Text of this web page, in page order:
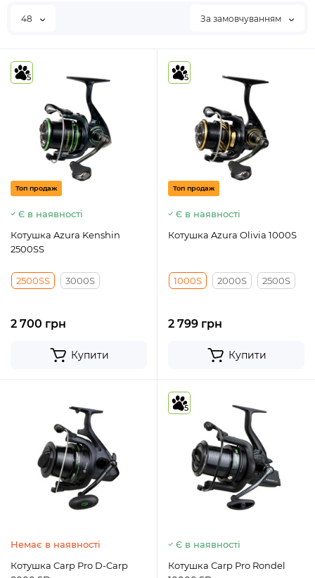
48 За замовчуванням
5
Топ продаж
Є в наявності
Котушка Azura Kenshin
2500SS
2500SS 3000S
2 700 грн
Купити
5
Топ продаж
Є в наявності
Котушка Azura Olivia 1000S
1000S 2000S 2500S
2 799 грн
Купити
Немає в наявності
Котушка Carp Pro D-Carp
5
Є в наявності
Котушка Carp Pro Rondel